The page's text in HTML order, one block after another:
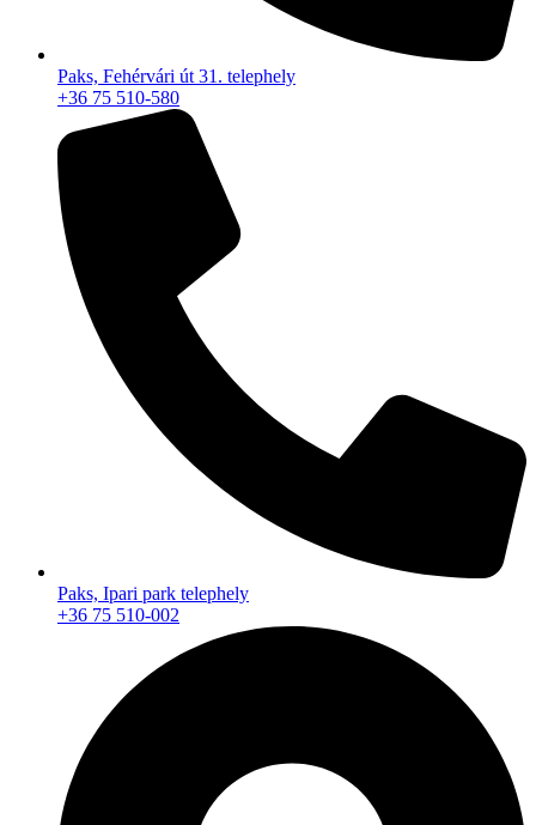
Paks, Fehérvári út 31. telephely
+36 75 510-580
Paks, Ipari park telephely
+36 75 510-002